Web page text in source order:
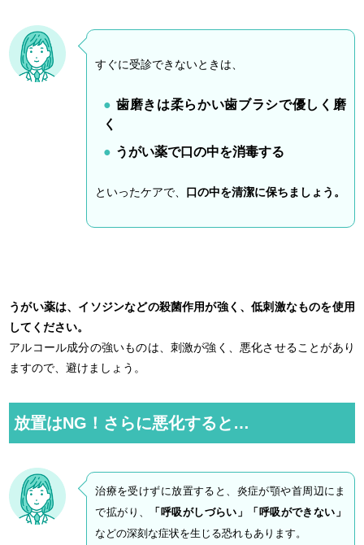
すぐに受診できないときは、
歯磨きは柔らかい歯ブラシで優しく磨
く
うがい薬で口の中を消毒する
といったケアで、 口の中を清潔に保ちましょう。
うがい薬は、イソジンなどの殺菌作用が強く、低刺激なものを使用
してください。
アルコール成分の強いものは、刺激が強く、悪化させることがあり
ますので、避けましょう。
放置はNG！さらに悪化すると…
治療を受けずに放置すると、炎症が顎や首周辺にま
で拡がり、
「呼吸がしづらい」「呼吸ができない」
などの深刻な症状を生じる恐れもあります。